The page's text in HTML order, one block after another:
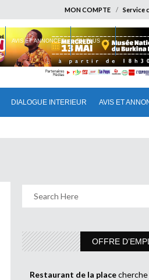
MON COMPTE Service
DIALOGUE INTERIEUR AVIS ET
AVIS ET ANNONCES EN PLUS
OFFRE
Restaurant de la placecherche